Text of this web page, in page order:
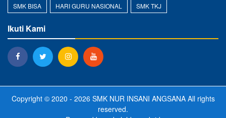
SMK BISA HARI GURU NASIONAL SMK TKJ
Ikuti Kami
Copyright © 2020 - 2026 SMK NUR INSANI ANGSANAAll rights
reserved.